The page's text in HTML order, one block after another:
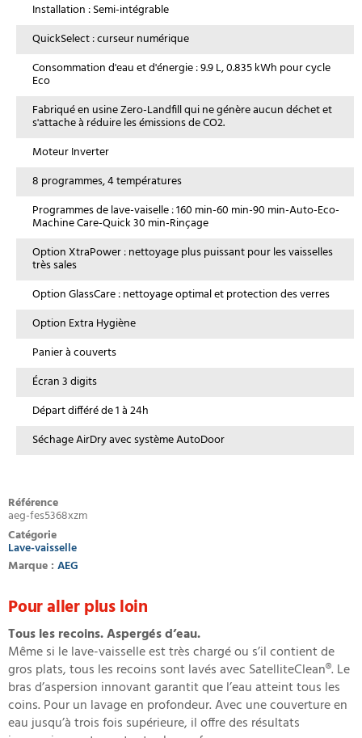
Installation : Semi-intégrable
QuickSelect : curseur numérique
Consommation d'eau et d'énergie : 9.9 L, 0.835 kWh pour cycle
Eco
Fabriqué en usine Zero-Landfill qui ne génère aucun déchet et
s'attache à réduire les émissions de CO2.
Moteur Inverter
8 programmes, 4 températures
Programmes de lave-vaiselle : 160 min-60 min-90 min-Auto-Eco-
Machine Care-Quick 30 min-Rinçage
Option XtraPower : nettoyage plus puissant pour les vaisselles
très sales
Option GlassCare : nettoyage optimal et protection des verres
Option Extra Hygiène
Panier à couverts
Écran 3 digits
Départ différé de 1 à 24h
Séchage AirDry avec système AutoDoor
Référence
aeg-fes5368xzm
Catégorie
Lave-vaisselle
Marque : AEG
Pour aller plus loin
Tous les recoins. Aspergés d’eau.
Même si le lave-vaisselle est très chargé ou s’il contient de
gros plats, tous les recoins sont lavés avec SatelliteClean®. Le
bras d’aspersion innovant garantit que l’eau atteint tous les
coins. Pour un lavage en profondeur. Avec une couverture en
eau jusqu’à trois fois supérieure, il offre des résultats